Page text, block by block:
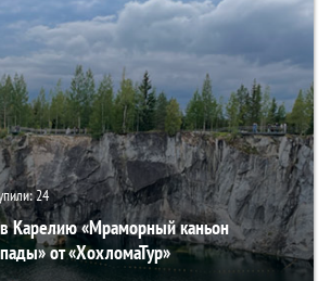
24
Карелию «Мраморный каньон
от «ХохломаТур»